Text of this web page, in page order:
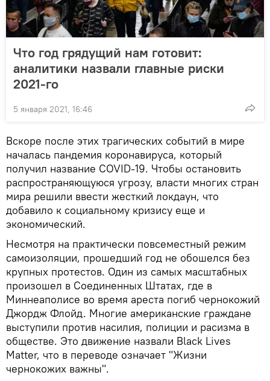
Что год грядущий нам готовит:
аналитики назвали главные риски
2021-го
5 января 2021, 16:46
Вскоре после этих трагических событий в мире
началась пандемия коронавируса, который
получил название COVID-19. Чтобы остановить
распространяющуюся угрозу, власти многих стран
мира решили ввести жесткий локдаун, что
добавило к социальному кризису еще и
экономический.
Несмотря на практически повсеместный режим
самоизоляции, прошедший год не обошелся без
крупных протестов. Один из самых масштабных
произошел в Соединенных Штатах, где в
Миннеаполисе во время ареста погиб чернокожий
Джордж Флойд. Многие американские граждане
выступили против насилия, полиции и расизма в
обществе. Это движение назвали Black Lives
Matter, что в переводе означает "Жизни
чернокожих важны".